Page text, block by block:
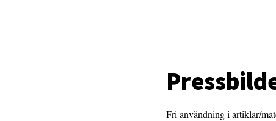
Fri användning i artiklar/